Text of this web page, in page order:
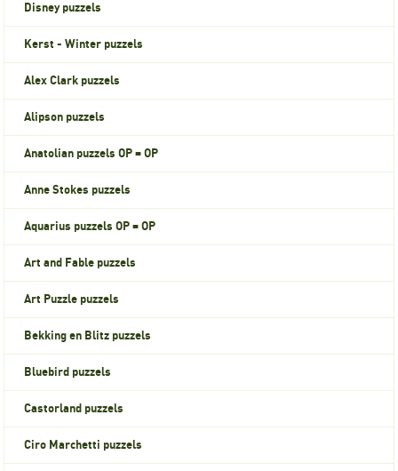
Disney puzzels
Kerst - Winter puzzels
Alex Clark puzzels
Alipson puzzels
Anatolian puzzels OP = OP
Anne Stokes puzzels
Aquarius puzzels OP = OP
Art and Fable puzzels
Art Puzzle puzzels
Bekking en Blitz puzzels
Bluebird puzzels
Castorland puzzels
Ciro Marchetti puzzels